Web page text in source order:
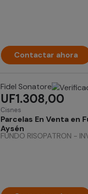
Contactar ahora
Fidel Sonatore
Cisnes
Parcelas En Venta en
Aysén
FUNDO RISOPATRON -
UF1.308,00